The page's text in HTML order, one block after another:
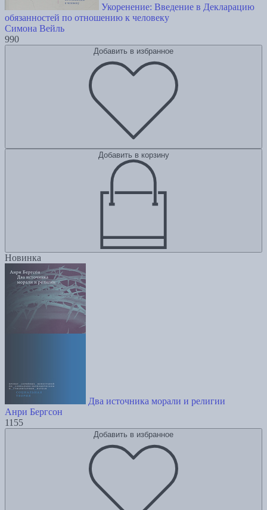
Укоренение: Введение в Декларацию
обязанностей по отношению к человеку
Симона Вейль
990
Добавить в избранное
Добавить в корзину
Новинка
Два источника морали и религии
Анри Бергсон
1155
Добавить в избранное